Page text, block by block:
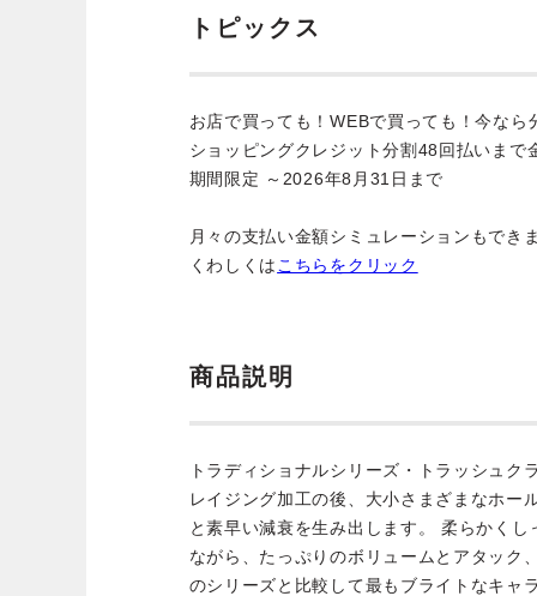
トピックス
お店で買っても！WEBで買っても！今なら
ショッピングクレジット分割48回払いまで
期間限定 ～2026年8月31日まで
月々の支払い金額シミュレーションもでき
くわしくは こちらをクリック
商品説明
トラディショナルシリーズ・トラッシュク
レイジング加工の後、大小さまざまなホー
と素早い減衰を生み出します。 柔らかく
ながら、たっぷりのボリュームとアタック
のシリーズと比較して最もブライトなキャ